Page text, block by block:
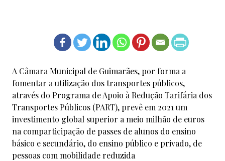
A Câmara Municipal de Guimarães, por forma a
fomentar a utilização dos transportes públicos,
através do Programa de Apoio à Redução Tarifária dos
Transportes Públicos (PART), prevê em 2021 um
investimento global superior a meio milhão de euros
na comparticipação de passes de alunos do ensino
básico e secundário, do ensino público e privado, de
pessoas com mobilidade reduzida